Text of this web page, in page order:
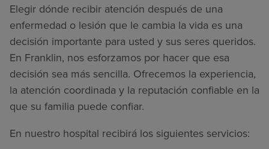
Elegir dónde recibir atención después de una
enfermedad o lesión que le cambia la vida es una
decisión importante para usted y sus seres queridos.
En Franklin, nos esforzamos por hacer que esa
decisión sea más sencilla. Ofrecemos la experiencia,
la atención coordinada y la reputación confiable en la
que su familia puede confiar.
En nuestro hospital recibirá los siguientes servicios: